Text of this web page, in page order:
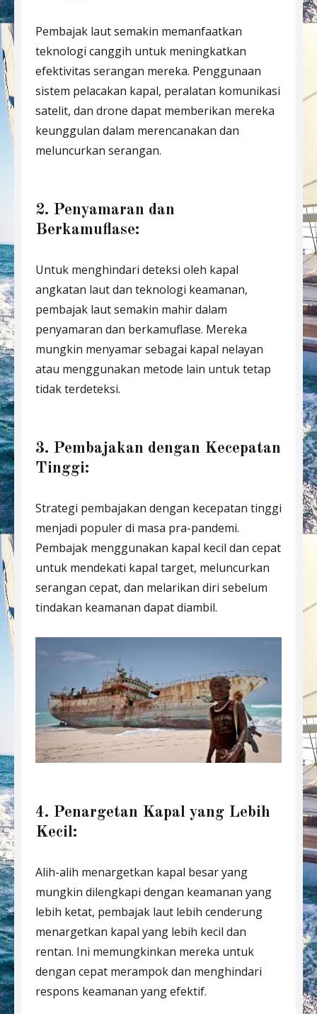
Pembajak laut semakin memanfaatkan
teknologi canggih untuk meningkatkan
efektivitas serangan mereka. Penggunaan
sistem pelacakan kapal, peralatan komunikasi
satelit, dan drone dapat memberikan mereka
keunggulan dalam merencanakan dan
meluncurkan serangan.
2. Penyamaran dan
Berkamuflase:
Untuk menghindari deteksi oleh kapal
angkatan laut dan teknologi keamanan,
pembajak laut semakin mahir dalam
penyamaran dan berkamuflase. Mereka
mungkin menyamar sebagai kapal nelayan
atau menggunakan metode lain untuk tetap
tidak terdeteksi.
3. Pembajakan dengan Kecepatan
Tinggi:
Strategi pembajakan dengan kecepatan tinggi
menjadi populer di masa pra-pandemi.
Pembajak menggunakan kapal kecil dan cepat
untuk mendekati kapal target, meluncurkan
serangan cepat, dan melarikan diri sebelum
tindakan keamanan dapat diambil.
4. Penargetan Kapal yang Lebih
Kecil:
Alih-alih menargetkan kapal besar yang
mungkin dilengkapi dengan keamanan yang
lebih ketat, pembajak laut lebih cenderung
menargetkan kapal yang lebih kecil dan
rentan. Ini memungkinkan mereka untuk
dengan cepat merampok dan menghindari
respons keamanan yang efektif.